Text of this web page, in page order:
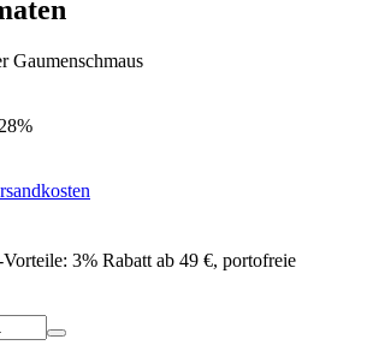
Gaumenschmaus
3% Rabatt ab 49 €, portofreie